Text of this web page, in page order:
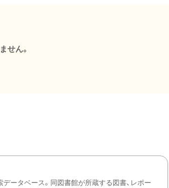
せん。
ータベース。同図書館が所蔵する図書、レポー